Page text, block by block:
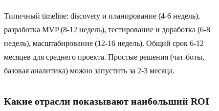
Типичный timeline: discovery и планирование (4-6 недель),
разработка MVP (8-12 недель), тестирование и доработка (6-8
недель), масштабирование (12-16 недель). Общий срок 6-12
месяцев для среднего проекта. Простые решения (чат-боты,
базовая аналитика) можно запустить за 2-3 месяца.
Какие отрасли показывают наибольший ROI